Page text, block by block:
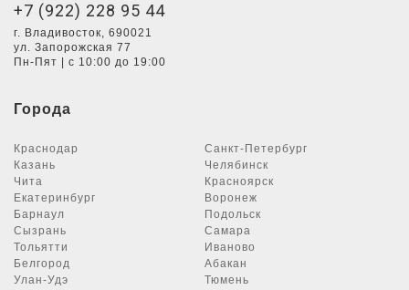
+7 (922) 228 95 44
г. Владивосток, 690021
ул. Запорожская 77
Пн-Пят | с 10:00 до 19:00
Города
Краснодар
Санкт-Петербург
Казань
Челябинск
Чита
Красноярск
Екатеринбург
Воронеж
Барнаул
Подольск
Сызрань
Самара
Тольятти
Иваново
Белгород
Абакан
Улан-Удэ
Тюмень